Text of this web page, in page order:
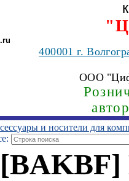
400001г.
ООО
и носители для